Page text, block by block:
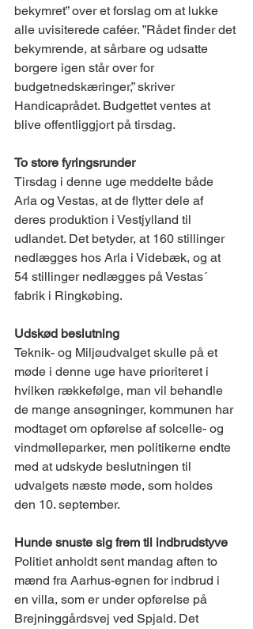
bekymret” over et forslag om at lukke
alle uvisiterede caféer. ”Rådet finder det
bekymrende, at sårbare og udsatte
borgere igen står over for
budgetnedskæringer,” skriver
Handicaprådet. Budgettet ventes at
blive offentliggjort på tirsdag.
To store fyringsrunder
Tirsdag i denne uge meddelte både
Arla og Vestas, at de flytter dele af
deres produktion i Vestjylland til
udlandet. Det betyder, at 160 stillinger
nedlægges hos Arla i Videbæk, og at
54 stillinger nedlægges på Vestas´
fabrik i Ringkøbing.
Udskød beslutning
Teknik- og Miljøudvalget skulle på et
møde i denne uge have prioriteret i
hvilken rækkefølge, man vil behandle
de mange ansøgninger, kommunen har
modtaget om opførelse af solcelle- og
vindmølleparker, men politikerne endte
med at udskyde beslutningen til
udvalgets næste møde, som holdes
den 10. september.
Hunde snuste sig frem til indbrudstyve
Politiet anholdt sent mandag aften to
mænd fra Aarhus-egnen for indbrud i
en villa, som er under opførelse på
Brejninggårdsvej ved Spjald. Det